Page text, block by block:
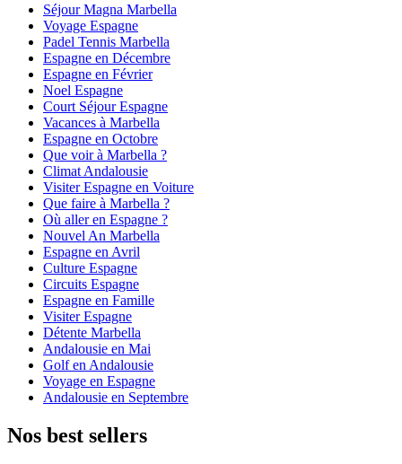
Séjour Magna Marbella
Voyage Espagne
Padel Tennis Marbella
Espagne en Décembre
Espagne en Février
Noel Espagne
Court Séjour Espagne
Vacances à Marbella
Espagne en Octobre
Que voir à Marbella ?
Climat Andalousie
Visiter Espagne en Voiture
Que faire à Marbella ?
Où aller en Espagne ?
Nouvel An Marbella
Espagne en Avril
Culture Espagne
Circuits Espagne
Espagne en Famille
Visiter Espagne
Détente Marbella
Andalousie en Mai
Golf en Andalousie
Voyage en Espagne
Andalousie en Septembre
Nos best sellers